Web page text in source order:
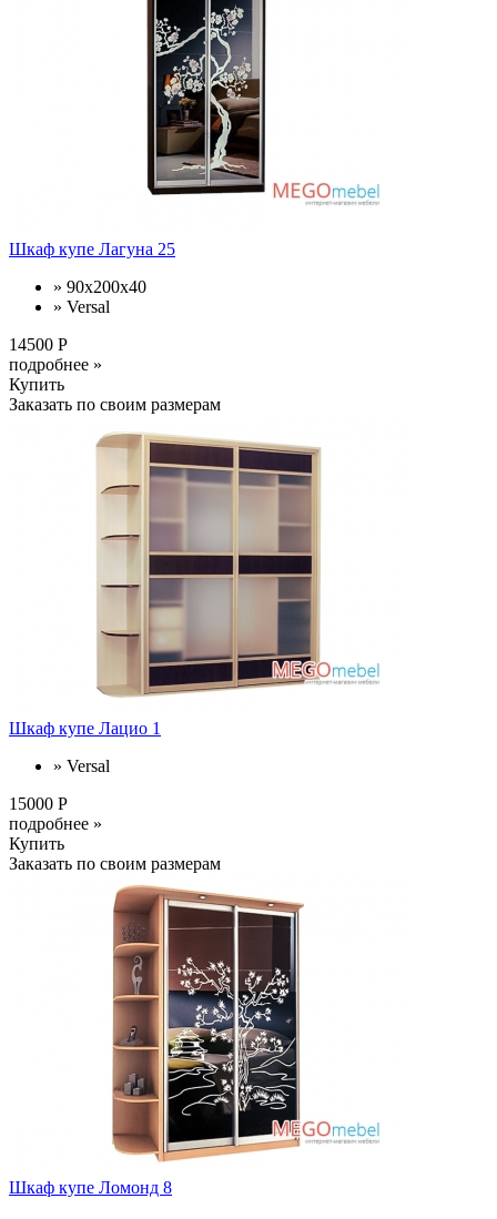
Шкаф купе Лагуна 25
» 90x200x40
» Versal
14500 Р
подробнее »
Купить
Заказать по своим размерам
Шкаф купе Лацио 1
» Versal
15000 Р
подробнее »
Купить
Заказать по своим размерам
Шкаф купе Ломонд 8